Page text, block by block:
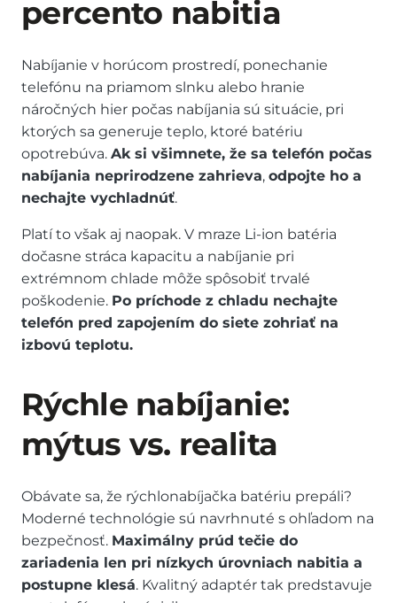
percento nabitia
Nabíjanie v horúcom prostredí, ponechanie
telefónu na priamom slnku alebo hranie
náročných hier počas nabíjania sú situácie, pri
ktorých sa generuje teplo, ktoré batériu
opotrebúva. Ak si všimnete, že sa telefón počas
nabíjania neprirodzene zahrieva, odpojte ho a
nechajte vychladnúť.
Platí to však aj naopak. V mraze Li-ion batéria
dočasne stráca kapacitu a nabíjanie pri
extrémnom chlade môže spôsobiť trvalé
poškodenie. Po príchode z chladu nechajte
telefón pred zapojením do siete zohriať na
izbovú teplotu.
Rýchle nabíjanie:
mýtus vs. realita
Obávate sa, že rýchlonabíjačka batériu prepáli?
Moderné technológie sú navrhnuté s ohľadom na
bezpečnosť. Maximálny prúd tečie do
zariadenia len pri nízkych úrovniach nabitia a
postupne klesá. Kvalitný adaptér tak predstavuje